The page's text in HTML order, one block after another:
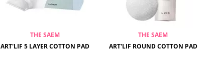
THE SAEM
ART'LIF 5 LAYER COTTON PAD
THE SAEM
ART'LIF ROUND COTTON PAD